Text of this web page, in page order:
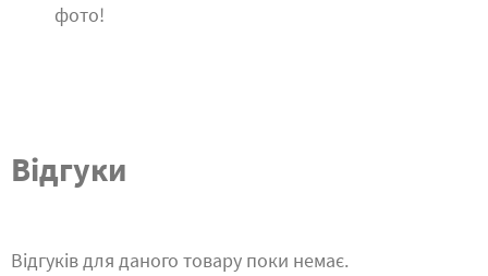
фото!
Відгуки
Відгуків для даного товару поки немає.